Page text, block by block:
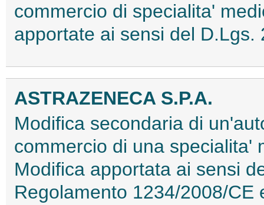
commercio di specialita'
apportate ai sensi del
ASTRAZENECA S.P.A.
Modifica secondaria di
commercio di una specialita'
Modifica apportata ai sensi
Regolamento 1234/2008/CE